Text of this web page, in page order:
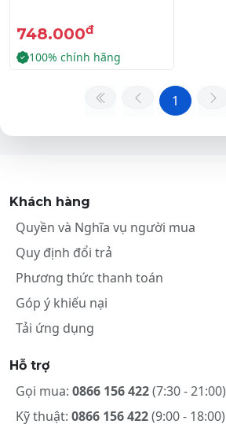
748.000đ
100% chính hãng
1
Khách hàng
Quyền và Nghĩa vụ người mua
Quy định đổi trả
Phương thức thanh toán
Góp ý khiếu nại
Tải ứng dụng
Hỗ trợ
Gọi mua: 0866 156 422(7:30 - 21:00)
Kỹ thuật: 0866 156 422(9:00 - 18:00)